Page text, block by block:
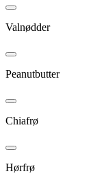
Valnødder
Peanutbutter
Chiafrø
Hørfrø